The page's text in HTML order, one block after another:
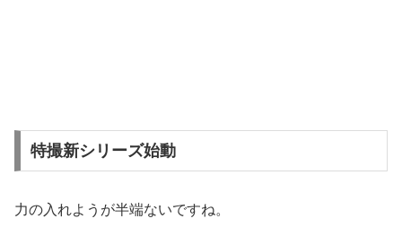
特撮新シリーズ始動
力の入れようが半端ないですね。